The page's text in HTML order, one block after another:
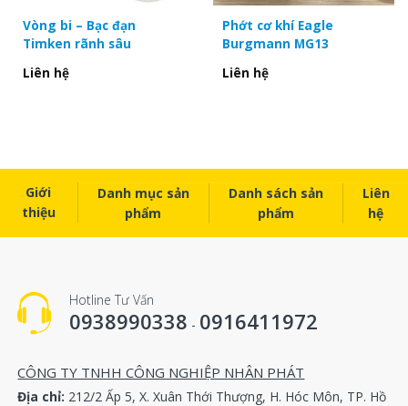
Vòng bi – Bạc đạn
Timken rãnh sâu
Liên hệ
Phớt cơ khí Eagle
Burgmann MG13
Liên hệ
Giới
thiệu
Danh mục sản
phẩm
Danh sách sản
phẩm
Liên
hệ
Hotline Tư Vấn
0938990338 - 0916411972
CÔNG TY TNHH CÔNG NGHIỆP NHÂN PHÁT
Địa chỉ: 212/2 Ấp 5, X. Xuân Thới Thượng, H. Hóc Môn, TP. Hồ